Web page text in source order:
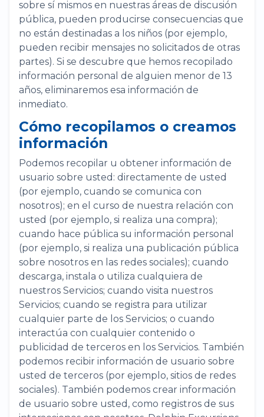
sobre sí mismos en nuestras áreas de discusión
pública, pueden producirse consecuencias que
no están destinadas a los niños (por ejemplo,
pueden recibir mensajes no solicitados de otras
partes). Si se descubre que hemos recopilado
información personal de alguien menor de 13
años, eliminaremos esa información de
inmediato.
Cómo recopilamos o creamos
información
Podemos recopilar u obtener información de
usuario sobre usted: directamente de usted
(por ejemplo, cuando se comunica con
nosotros); en el curso de nuestra relación con
usted (por ejemplo, si realiza una compra);
cuando hace pública su información personal
(por ejemplo, si realiza una publicación pública
sobre nosotros en las redes sociales); cuando
descarga, instala o utiliza cualquiera de
nuestros Servicios; cuando visita nuestros
Servicios; cuando se registra para utilizar
cualquier parte de los Servicios; o cuando
interactúa con cualquier contenido o
publicidad de terceros en los Servicios. También
podemos recibir información de usuario sobre
usted de terceros (por ejemplo, sitios de redes
sociales). También podemos crear información
de usuario sobre usted, como registros de sus